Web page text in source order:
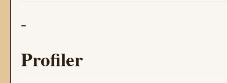
-
Profiler